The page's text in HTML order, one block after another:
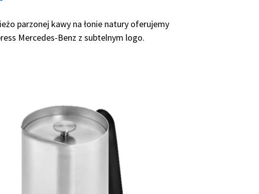
parzonej kawy na łonie natury oferujemy
Mercedes-Benz z subtelnym logo.